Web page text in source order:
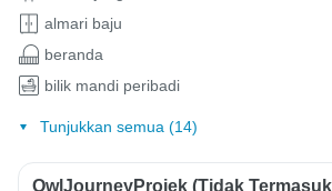
almari baju
beranda
bilik mandi peribadi
Tunjukkan semua (14)
OwlJourneyProjek (Tidak Termasuk